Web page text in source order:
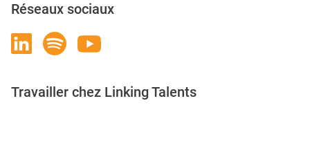
Réseaux sociaux
Travailler chez Linking Talents